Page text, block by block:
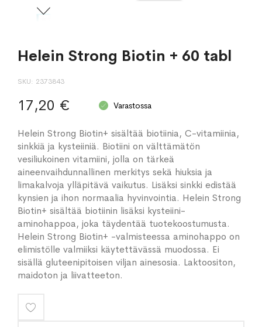
Helein Strong Biotin + 60 tabl
SKU 2373843
17,20 € Varastossa
Helein Strong Biotin+ sisältää biotiinia, C-vitamiinia,
sinkkiä ja kysteiiniä. Biotiini on välttämätön
vesiliukoinen vitamiini, jolla on tärkeä
aineenvaihdunnallinen merkitys sekä hiuksia ja
limakalvoja ylläpitävä vaikutus. Lisäksi sinkki edistää
kynsien ja ihon normaalia hyvinvointia. Helein Strong
Biotin+ sisältää biotiinin lisäksi kysteiini-
aminohappoa, joka täydentää tuotekoostumusta.
Helein Strong Biotin+ -valmisteessa aminohappo on
elimistölle valmiiksi käytettävässä muodossa. Ei
sisällä gluteenipitoisen viljan ainesosia. Laktoositon,
maidoton ja liivatteeton.